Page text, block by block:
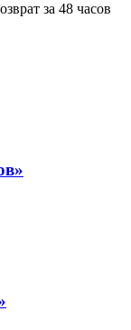
за 48 часов